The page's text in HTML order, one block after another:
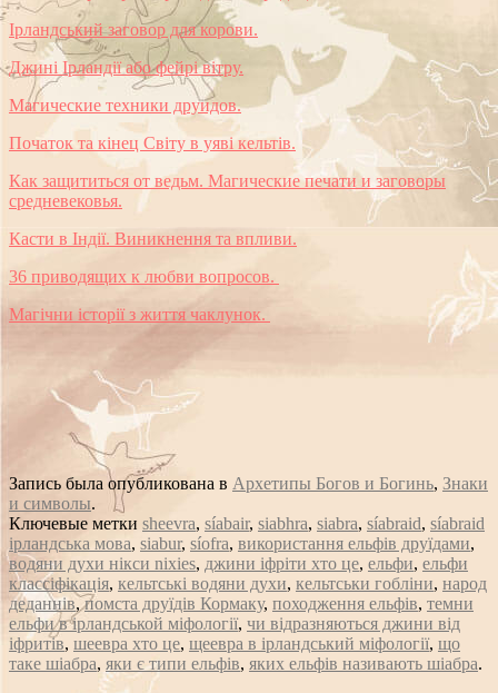
Ірландський заговор для корови.
Джині Ірландії або фейрі вітру.
Магические техники друидов.
Початок та кінец Світу в уяві кельтів.
Как защититься от ведьм. Магические печати и заговоры
средневековья.
Касти в Індії. Виникнення та впливи.
36 приводящих к любви вопросов.
Магічни історії з життя чаклунок.
Запись была опубликована в Архетипы Богов и Богинь, Знаки
и символы.
Ключевые метки sheevra, síabair, siabhra, siabra, síabraid, síabraid
ірландська мова, siabur, síofra, використання ельфів друїдами,
водяни духи нікси nixies, джини іфріти хто це, ельфи, ельфи
классіфікація, кельтські водяни духи, кельтськи гобліни, народ
деданнів,помста друїдів Кормаку, походження ельфів, темни
ельфи в ірландськой міфології, чи відразняються джини від
іфритів, шеевра хто це, щеевра в ірландський міфології, що
таке шіабра, яки є типи ельфів, яких ельфів називають шіабра.